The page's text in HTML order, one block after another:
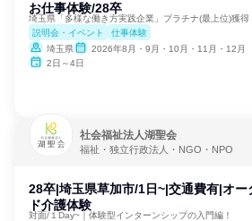
お仕事体験/28卒
埼玉県「多様な働き方実践企業」プラチナ(最上位)獲得
説明会・イベント
仕事体験
埼玉県
2026年8月・9月・10月・11月・12月
2日～4日
社会福祉法人湖聖会
福祉・独立行政法人・NGO・NPO
28卒|埼玉県草加市/1日~|交通費有|オー
ド介護体験
対面/１Day~｜体験型インターンシップの入門編！